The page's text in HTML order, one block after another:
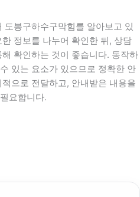
봉구하수구막힘를 알아보고 있
정보를 나누어 확인한 뒤, 상담
확인하는 것이 좋습니다. 동작하
있는 요소가 있으므로 정확한 안
으로 전달하고, 안내받은 내용을
요합니다.